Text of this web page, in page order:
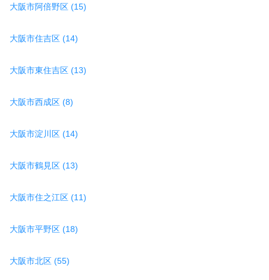
大阪市阿倍野区 (15)
大阪市住吉区 (14)
大阪市東住吉区 (13)
大阪市西成区 (8)
大阪市淀川区 (14)
大阪市鶴見区 (13)
大阪市住之江区 (11)
大阪市平野区 (18)
大阪市北区 (55)